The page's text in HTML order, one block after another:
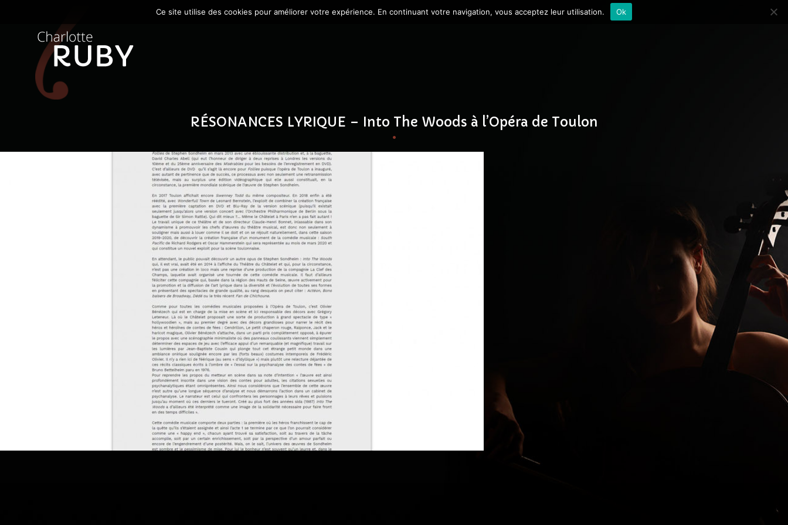
RÉSONANCES LYRIQUE – Into The Woods à l’Opéra de Toulon
Ce site utilise des cookies pour améliorer votre expérience. En continuant votre navigation, vous acceptez leur utilisation. Ok